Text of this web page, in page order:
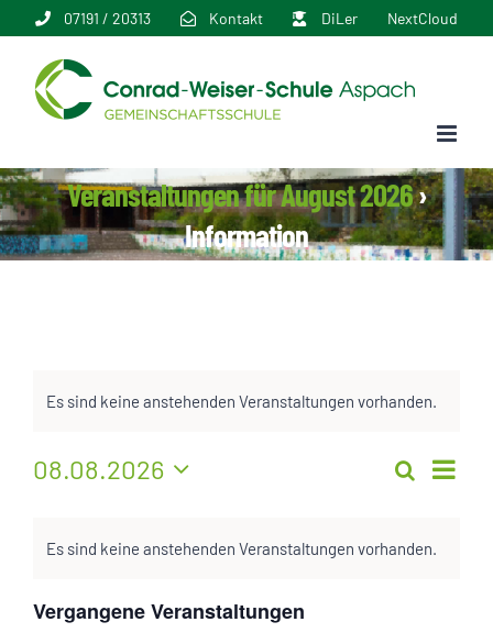
springen
07191 / 20313 Kontakt DiLer NextCloud
Veranstaltungen für August 2026›
Information
Es sind keine anstehenden Veranstaltungen vorhanden.
Suche
Monat
08.08.2026
von
Veranstaltungen
Es sind keine anstehenden Veranstaltungen vorhanden.
Vergangene Veranstaltungen